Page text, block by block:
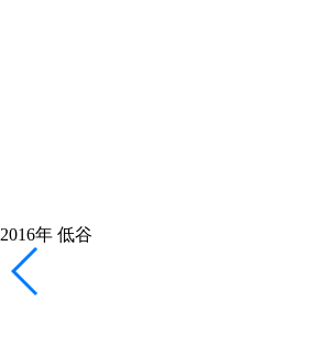
2018年